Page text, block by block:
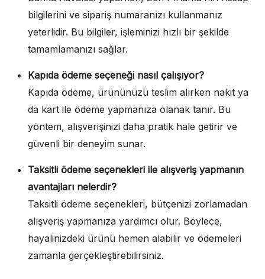
bilgilerini ve sipariş numaranızı kullanmanız
yeterlidir. Bu bilgiler, işleminizi hızlı bir şekilde
tamamlamanızı sağlar.
Kapıda ödeme seçeneği nasıl çalışıyor?
Kapıda ödeme, ürününüzü teslim alırken nakit ya
da kart ile ödeme yapmanıza olanak tanır. Bu
yöntem, alışverişinizi daha pratik hale getirir ve
güvenli bir deneyim sunar.
Taksitli ödeme seçenekleri ile alışveriş yapmanın
avantajları nelerdir?
Taksitli ödeme seçenekleri, bütçenizi zorlamadan
alışveriş yapmanıza yardımcı olur. Böylece,
hayalinizdeki ürünü hemen alabilir ve ödemeleri
zamanla gerçekleştirebilirsiniz.